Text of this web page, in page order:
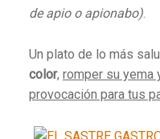
de apio o apionabo).
Un plato de lo más
color, romper su yema
provocación para tus